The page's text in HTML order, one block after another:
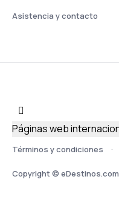
Asistencia y contacto
Términos y condiciones
Copyright ©
Páginas web